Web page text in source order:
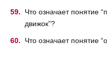
Что означает понятие
движок”?
Что означает понятие